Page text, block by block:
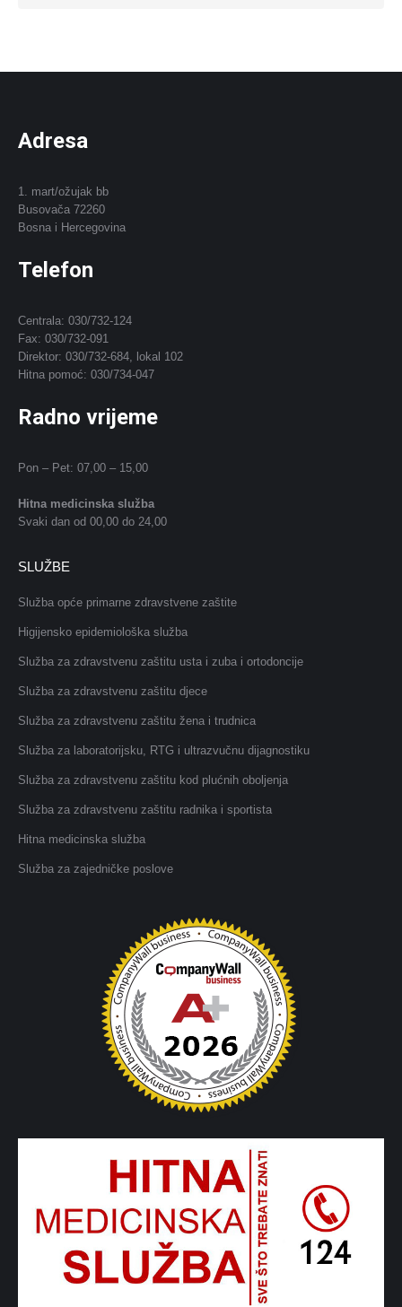
Adresa
1. mart/ožujak bb
Busovača 72260
Bosna i Hercegovina
Telefon
Centrala: 030/732-124
Fax: 030/732-091
Direktor: 030/732-684, lokal 102
Hitna pomoć: 030/734-047
Radno vrijeme
Pon – Pet: 07,00 – 15,00
Hitna medicinska služba
Svaki dan od 00,00 do 24,00
SLUŽBE
Služba opće primarne zdravstvene zaštite
Higijensko epidemiološka služba
Služba za zdravstvenu zaštitu usta i zuba i ortodoncije
Služba za zdravstvenu zaštitu djece
Služba za zdravstvenu zaštitu žena i trudnica
Služba za laboratorijsku, RTG i ultrazvučnu dijagnostiku
Služba za zdravstvenu zaštitu kod plućnih oboljenja
Služba za zdravstvenu zaštitu radnika i sportista
Hitna medicinska služba
Služba za zajedničke poslove